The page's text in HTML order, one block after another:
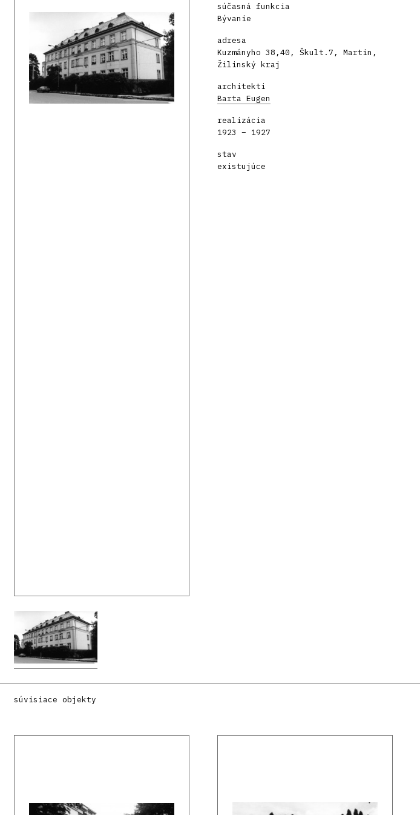
súčasná funkcia
Bývanie
adresa
Kuzmányho 38,40, Škult.7, Martin,
Žilinský kraj
architekti
Barta Eugen
realizácia
1923 – 1927
stav
existujúce
súvisiace objekty